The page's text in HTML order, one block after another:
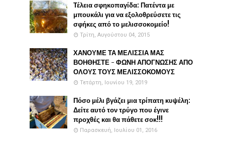
Τέλεια σφηκοπαγίδα: Πατέντα με
μπουκάλι για να εξολοθρεύσετε τις
σφήκες από το μελισσοκομείο!
Τρίτη, Αυγούστου 04, 2015
ΧΑΝΟΥΜΕ ΤΑ ΜΕΛΙΣΣΙΑ ΜΑΣ
ΒΟΗΘΗΣΤΕ - ΦΩΝΗ ΑΠΟΓΝΩΣΗΣ ΑΠΟ
ΟΛΟΥΣ ΤΟΥΣ ΜΕΛΙΣΣΟΚΟΜΟΥΣ
Τετάρτη, Ιουνίου 19, 2019
Πόσο μέλι βγάζει μια τρίπατη κυψέλη:
Δείτε αυτό τον τρύγο που έγινε
προχθές και θα πάθετε σοκ!!!
Παρασκευή, Ιουλίου 01, 2016